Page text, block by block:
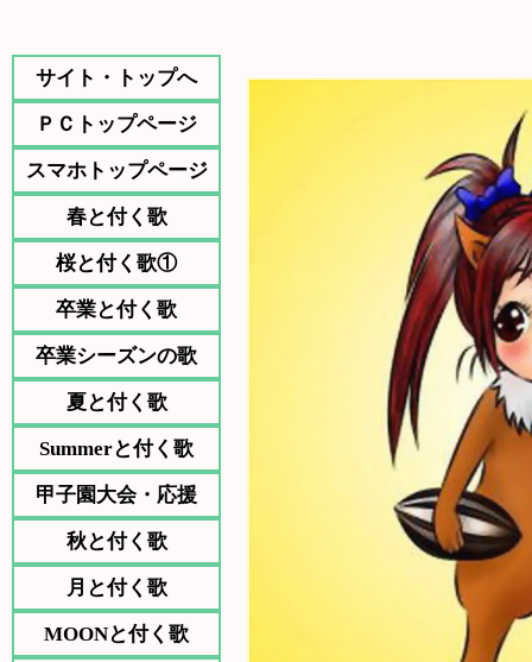
サイト・トップへ
ＰＣトップページ
スマホトップページ
春と付く歌
桜と付く歌①
卒業と付く歌
卒業シーズンの歌
夏と付く歌
Summerと付く歌
甲子園大会・応援
秋と付く歌
月と付く歌
MOONと付く歌